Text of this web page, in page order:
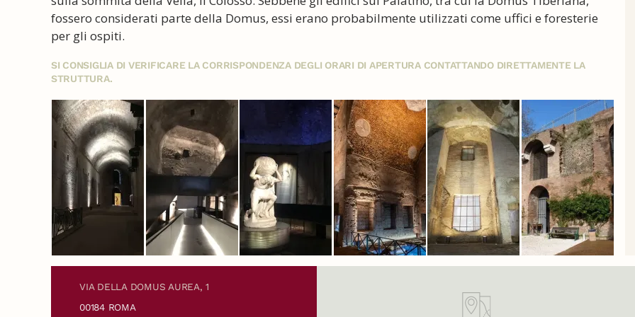
fossero considerati parte della Domus, essi erano probabilmente utilizzati come uffici e foresterie
per gli ospiti.
SI CONSIGLIA DI VERIFICARE LA CORRISPONDENZA DEGLI ORARI DI APERTURA CONTATTANDO DIRETTAMENTE LA
STRUTTURA.
VIA DELLA DOMUS AUREA, 1
00184 ROMA